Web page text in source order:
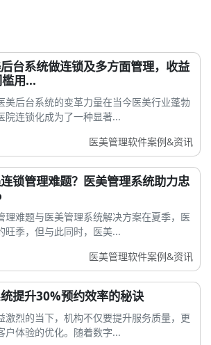
台系统做连锁及多方面管理，收益
用...
美后台系统的变革力量在当今医美行业蓬勃
院连锁化成为了一种显著...
医美管理软件案例&资讯
锁管理难题？医美管理系统助力忠
理难题与医美管理系统解决方案在夏季，医
旺季，但与此同时，医美...
医美管理软件案例&资讯
提升30%预约效率的秘诀
激烈的当下，机构不仅要提升服务质量，更
户体验的优化。随着数字...